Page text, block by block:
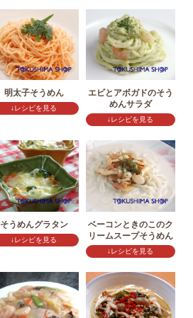
明太子そうめん
↓レシピを見る
エビとアボガドのそう
めんサラダ
↓レシピを見る
そうめんグラタン
↓レシピを見る
ベーコンときのこのク
リームスープそうめん
↓レシピを見る